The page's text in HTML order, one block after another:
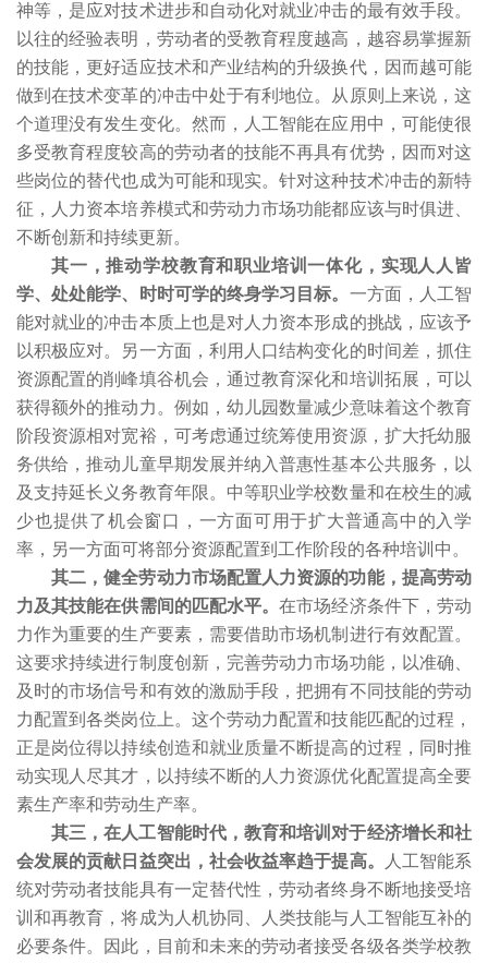
神等，是应对技术进步和自动化对就业冲击的最有效手段。
以往的经验表明，劳动者的受教育程度越高，越容易掌握新
的技能，更好适应技术和产业结构的升级换代，因而越可能
做到在技术变革的冲击中处于有利地位。从原则上来说，这
个道理没有发生变化。然而，人工智能在应用中，可能使很
多受教育程度较高的劳动者的技能不再具有优势，因而对这
些岗位的替代也成为可能和现实。针对这种技术冲击的新特
征，人力资本培养模式和劳动力市场功能都应该与时俱进、
不断创新和持续更新。
其一，推动学校教育和职业培训一体化，实现人人皆
学、处处能学、时时可学的终身学习目标。 一方面，人工智
能对就业的冲击本质上也是对人力资本形成的挑战，应该予
以积极应对。另一方面，利用人口结构变化的时间差，抓住
资源配置的削峰填谷机会，通过教育深化和培训拓展，可以
获得额外的推动力。例如，幼儿园数量减少意味着这个教育
阶段资源相对宽裕，可考虑通过统筹使用资源，扩大托幼服
务供给，推动儿童早期发展并纳入普惠性基本公共服务，以
及支持延长义务教育年限。中等职业学校数量和在校生的减
少也提供了机会窗口，一方面可用于扩大普通高中的入学
率，另一方面可将部分资源配置到工作阶段的各种培训中。
其二，健全劳动力市场配置人力资源的功能，提高劳动
力及其技能在供需间的匹配水平。在市场经济条件下，劳动
力作为重要的生产要素，需要借助市场机制进行有效配置。
这要求持续进行制度创新，完善劳动力市场功能，以准确、
及时的市场信号和有效的激励手段，把拥有不同技能的劳动
力配置到各类岗位上。这个劳动力配置和技能匹配的过程，
正是岗位得以持续创造和就业质量不断提高的过程，同时推
动实现人尽其才，以持续不断的人力资源优化配置提高全要
素生产率和劳动生产率。
其三，在人工智能时代，教育和培训对于经济增长和社
会发展的贡献日益突出，社会收益率趋于提高。
人工智能系
统对劳动者技能具有一定替代性，劳动者终身不断地接受培
训和再教育，将成为人机协同、人类技能与人工智能互补的
必要条件。因此，目前和未来的劳动者接受各级各类学校教